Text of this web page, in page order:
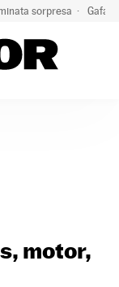
sorpresa Gafas
motor,